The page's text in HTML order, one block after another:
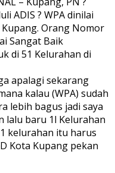
ADIS ? WPA dinilai
Orang Nomor
Sangat Baik
di 51 Kelurahan di
apalagi sekarang
kalau (WPA) sudah
lebih bagus jadi saya
lalu baru 1l Kelurahan
kelurahan itu harus
Kota Kupang pekan